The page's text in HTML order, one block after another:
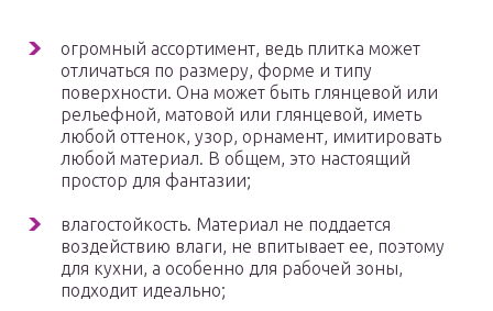
огромный ассортимент, ведь плитка может
отличаться по размеру, форме и типу
поверхности. Она может быть глянцевой или
рельефной, матовой или глянцевой, иметь
любой оттенок, узор, орнамент, имитировать
любой материал. В общем, это настоящий
простор для фантазии;
влагостойкость. Материал не поддается
воздействию влаги, не впитывает ее, поэтому
для кухни, а особенно для рабочей зоны,
подходит идеально;